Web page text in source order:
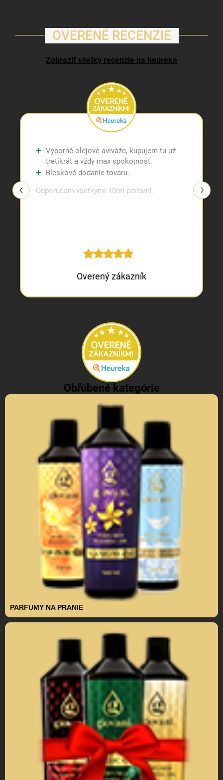
OVERENÉ RECENZIE
Zobraziť všetky recenzie na heureke
Výborné olejové aviváže, kupujem tu už
tretíkrát a vždy max spokojnosť.
Bleskové dodanie tovaru.
Odporúčam všetkými 10mi prstami.
Overený zákazník
Obľúbené kategórie
PARFUMY NA PRANIE